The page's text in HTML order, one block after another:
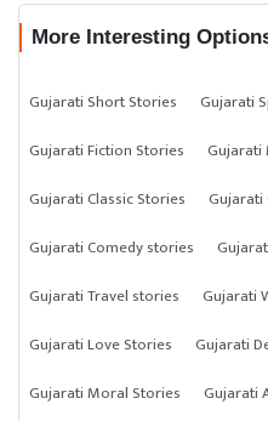
More Interesting
Gujarati Short Stories
Gujarati
Gujarati Fiction Stories
Gujarati
Gujarati Classic Stories
Gujarati
Gujarati Comedy stories
Gujarati Travel stories
Gujarati
Gujarati Love Stories
Gujarati
Gujarati Moral Stories
Gujarati